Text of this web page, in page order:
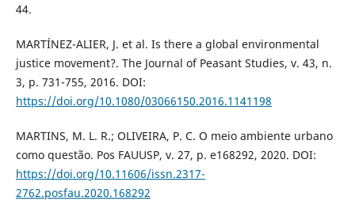
44.
MARTÍNEZ-ALIER, J. et al. Is there a global environmental
justice movement?. The Journal of Peasant Studies, v. 43, n.
3, p. 731-755, 2016. DOI:
https://doi.org/10.1080/03066150.2016.1141198
MARTINS, M. L. R.; OLIVEIRA, P. C. O meio ambiente urbano
como questão. Pos FAUUSP, v. 27, p. e168292, 2020. DOI:
https://doi.org/10.11606/issn.2317-
2762.posfau.2020.168292